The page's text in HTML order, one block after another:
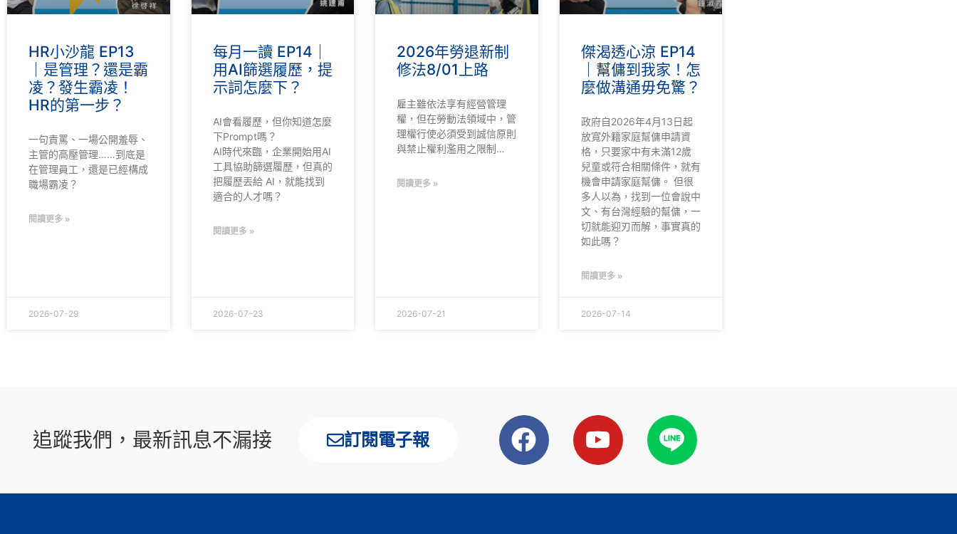
HR小沙龍 EP13
｜是管理？還是霸
凌？發生霸凌！
HR的第一步？
一句責罵、一場公開羞辱、
主管的高壓管理……到底是
在管理員工，還是已經構成
職場霸凌？
閱讀更多 »
2026-07-29
每月一讀 EP14｜
用AI篩選履歷，提
示詞怎麼下？
AI會看履歷，但你知道怎麼
下Prompt嗎？
AI時代來臨，企業開始用AI
工具協助篩選履歷，但真的
把履歷丟給 AI，就能找到
適合的人才嗎？
閱讀更多 »
2026-07-23
2026年勞退新制
修法8/01上路
雇主雖依法享有經營管理
權，但在勞動法領域中，管
理權行使必須受到誠信原則
與禁止權利濫用之限制…
閱讀更多 »
2026-07-21
傑渴透心涼 EP14
｜幫傭到我家！怎
麼做溝通毋免驚？
政府自2026年4月13日起
放寬外籍家庭幫傭申請資
格，只要家中有未滿12歲
兒童或符合相關條件，就有
機會申請家庭幫傭。 但很
多人以為，找到一位會說中
文、有台灣經驗的幫傭，一
切就能迎刃而解，事實真的
如此嗎？
閱讀更多 »
2026-07-14
追蹤我們，最新訊息不漏接 訂閱電子報